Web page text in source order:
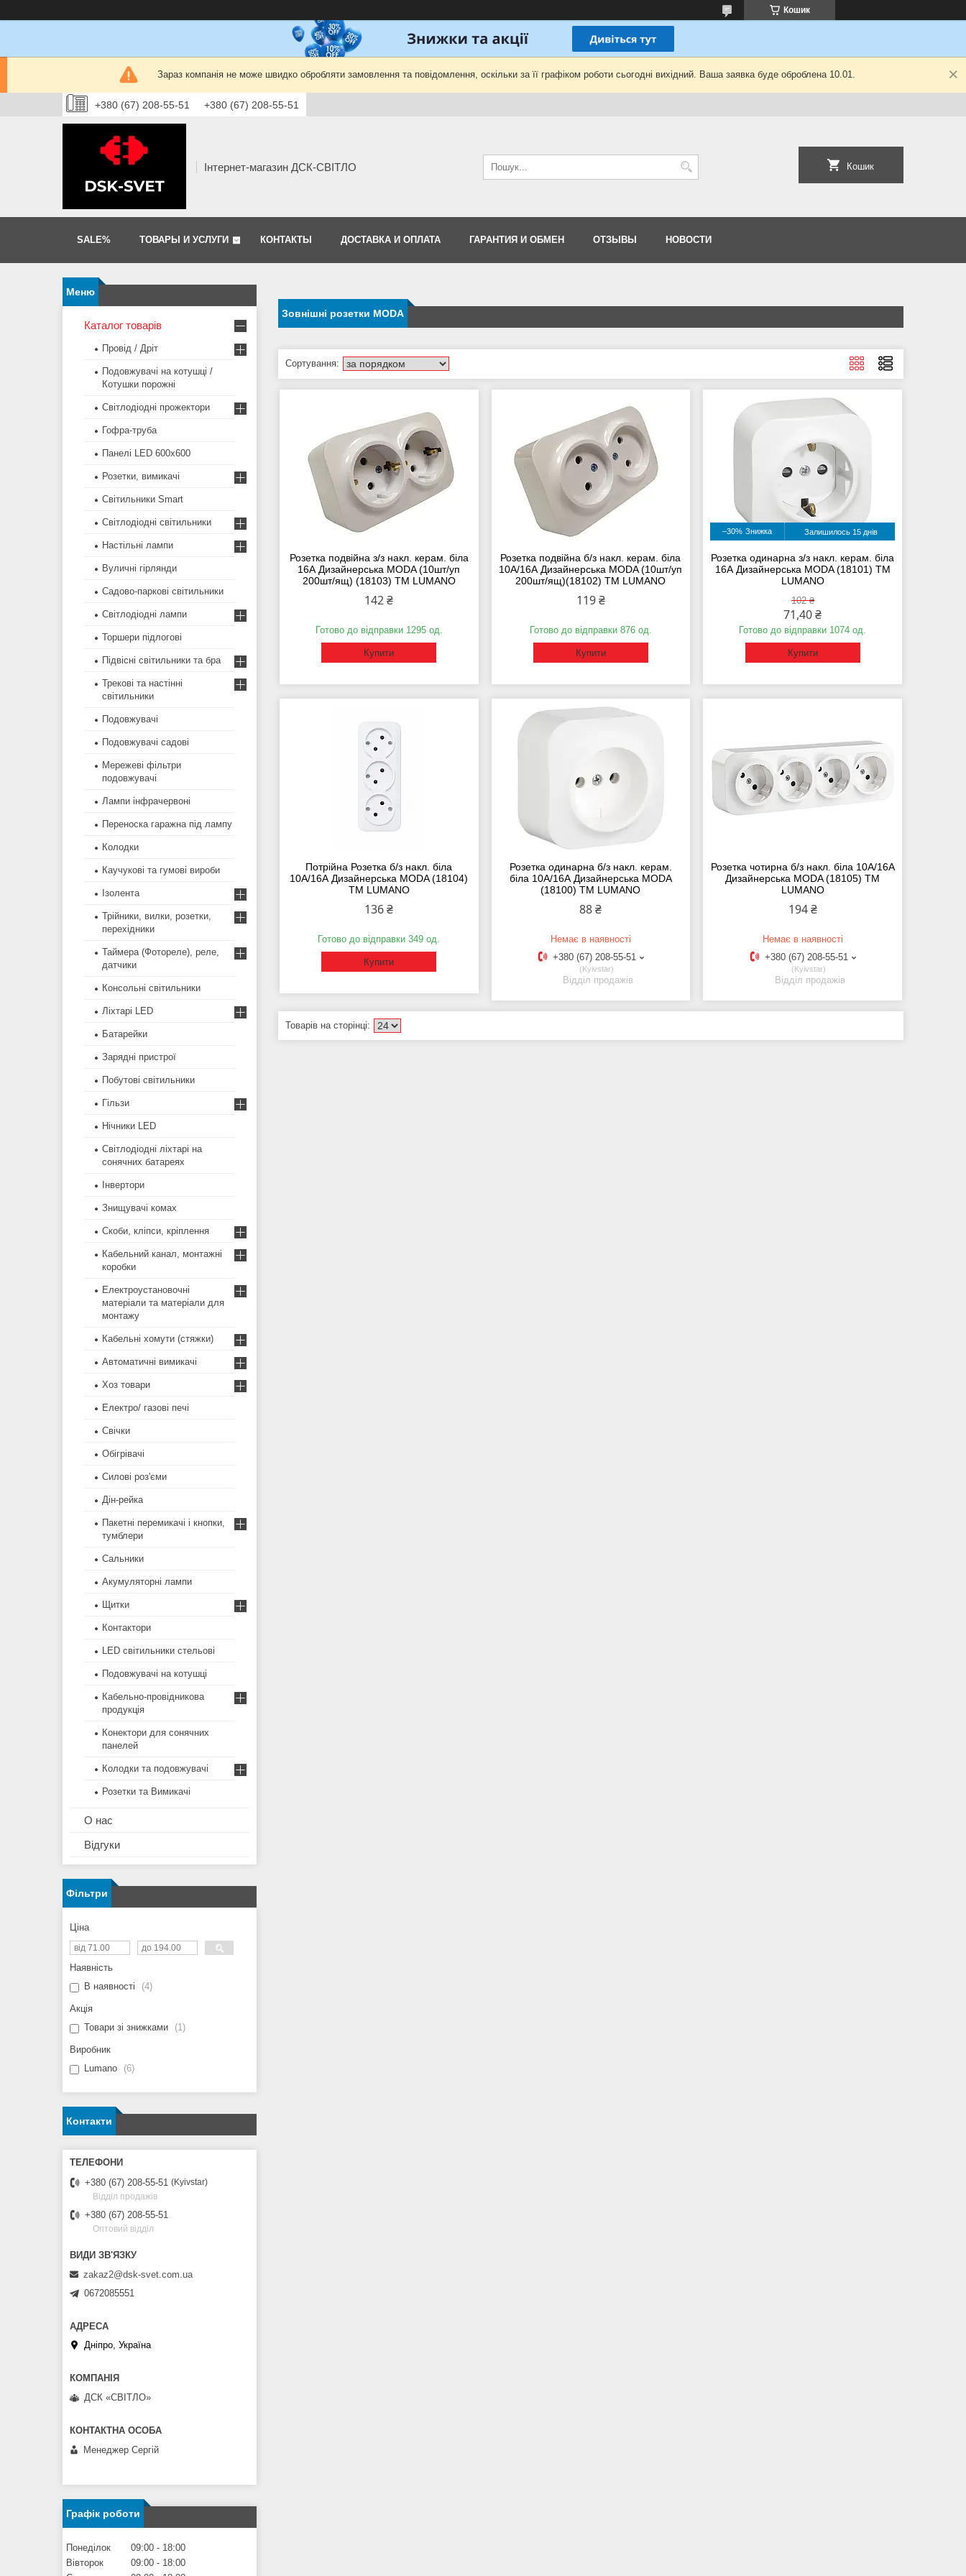
Кошик
Зараз компанія не може швидко обробляти замовлення та повідомлення, оскільки за її графіком роботи сьогодні вихідний. Ваша заявка буде оброблена 10.01.
+380 (67) 208-55-51 +380 (67) 208-55-51
Інтернет-магазин ДСК-СВІТЛО Кошик
SALE% ТОВАРЫ И УСЛУГИ КОНТАКТЫ ДОСТАВКА И ОПЛАТА ГАРАНТИЯ И ОБМЕН ОТЗЫВЫ НОВОСТИ
Зовнішні розетки MODA
Розетка подвійна з/з накл. керам. біла
16А Дизайнерська MODA (10шт/уп
200шт/ящ) (18103) ТМ LUMANO
142 ₴
Готово до відправки 1295 од.
Купити
Розетка подвійна б/з накл. керам. біла
10А/16А Дизайнерська MODA (10шт/уп
200шт/ящ)(18102) ТМ LUMANO
119 ₴
Готово до відправки 876 од.
Купити
–30% Залишилось 15 днів
Розетка одинарна з/з накл. керам. біла
16А Дизайнерська MODA (18101) ТМ
LUMANO
102 ₴
71,40 ₴
Готово до відправки 1074 од.
Купити
Потрійна Розетка б/з накл. біла
10А/16А Дизайнерська MODA (18104)
ТМ LUMANO
136 ₴
Готово до відправки 349 од.
Купити
Розетка одинарна б/з накл. керам.
біла 10А/16А Дизайнерська MODA
(18100) ТМ LUMANO
88 ₴
Немає в наявності
+380 (67) 208-55-51
Kyivstar
Відділ продажів
Розетка чотирна б/з накл. біла 10А/16А
Дизайнерська MODA (18105) ТМ
LUMANO
194 ₴
Немає в наявності
+380 (67) 208-55-51
Kyivstar
Відділ продажів
Каталог товарів
Провід / Дріт
Подовжувачі на котушці /
Котушки порожні
Світлодіодні прожектори
Гофра-труба
Панелі LED 600х600
Розетки, вимикачі
Світильники Smart
Світлодіодні світильники
Настільні лампи
Вуличні гірлянди
Садово-паркові світильники
Світлодіодні лампи
Торшери підлогові
Підвісні світильники та бра
Трекові та настінні
світильники
Подовжувачі
Подовжувачі садові
Мережеві фільтри
подовжувачі
Лампи інфрачервоні
Переноска гаражна під лампу
Колодки
Каучукові та гумові вироби
Ізолента
Трійники, вилки, розетки,
перехідники
Таймера (Фотореле), реле,
датчики
Консольні світильники
Ліхтарі LED
Батарейки
Зарядні пристрої
Побутові світильники
Гільзи
Нічники LED
Світлодіодні ліхтарі на
сонячних батареях
Інвертори
Знищувачі комах
Скоби, кліпси, кріплення
Кабельний канал, монтажні
коробки
Електроустановочні
матеріали та матеріали для
монтажу
Кабельні хомути (стяжки)
Автоматичні вимикачі
Хоз товари
Електро/ газові печі
Свічки
Обігрівачі
Силові роз'єми
Дін-рейка
Пакетні перемикачі і кнопки,
тумблери
Сальники
Акумуляторні лампи
Щитки
Контактори
LED світильники стельові
Подовжувачі на котушці
Кабельно-провідникова
продукція
Конектори для сонячних
панелей
Колодки та подовжувачі
Розетки та Вимикачі
О нас
Відгуки
Фільтри
Ціна
Наявність
В наявності
4
Акція
Товари зі знижками
1
Виробник
Lumano
6
Контакти
+380 (67) 208-55-51
Kyivstar
Відділ продажів
+380 (67) 208-55-51
Оптовий відділ
zakaz2@dsk-svet.com.ua
0672085551
Дніпро, Україна
ДСК «СВІТЛО»
Менеджер Сергій
Графік роботи
Понеділок 09:00
18:00
Вівторок
09:00
18:00